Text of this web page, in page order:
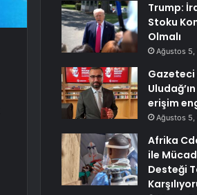
Trump:
Stoku
Olmalı
Ağustos 5,
Gazeteci
erişim
Ağustos 5,
Afrika
ile
Desteği